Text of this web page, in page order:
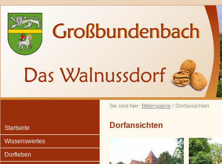
Sie sind hier: Bildergalerie / Dorfansichten
Startseite
Wissenswertes
Dorfleben
Dorfansichten